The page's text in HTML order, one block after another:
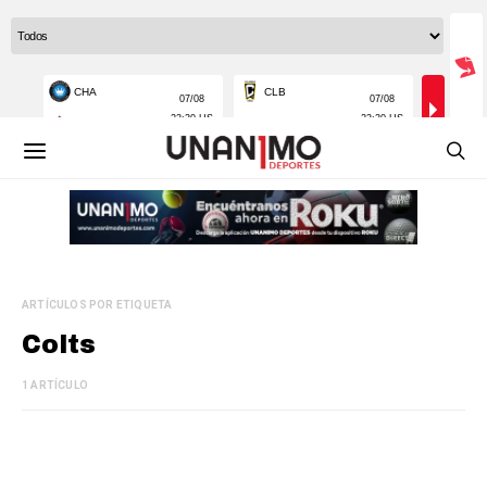
ARTÍCULOS POR ETIQUETA
Colts
1 ARTÍCULO